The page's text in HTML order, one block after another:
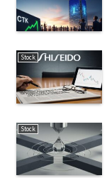
Stock
Stock